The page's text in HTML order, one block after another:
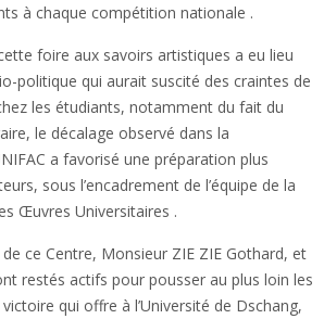
à chaque compétition nationale .
foire aux savoirs artistiques a eu lieu
politique qui aurait suscité des craintes de
les étudiants, notamment du fait du
le décalage observé dans la
a favorisé une préparation plus
sous l’encadrement de l’équipe de la
Œuvres Universitaires .
ce Centre, Monsieur ZIE ZIE Gothard, et
restés actifs pour pousser au plus loin les
qui offre à l’Université de Dschang,